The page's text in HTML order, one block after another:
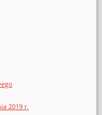
2019 r.